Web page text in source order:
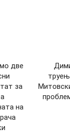
две
за
на